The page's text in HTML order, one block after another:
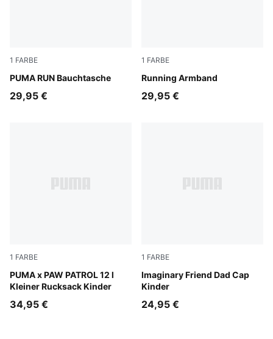
1 FARBE
PUMA RUN Bauchtasche
Puma Black
29,95 €
1 FARBE
Running Armband
Puma Black
29,95 €
1 FARBE
PUMA x PAW PATROL 12 l
Kleiner Rucksack Kinder
Vibrant Green
34,95 €
1 FARBE
Imaginary Friend Dad Cap
Kinder
Chambray Blue
24,95 €